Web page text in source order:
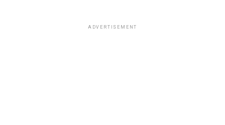
ADVERTISEMENT